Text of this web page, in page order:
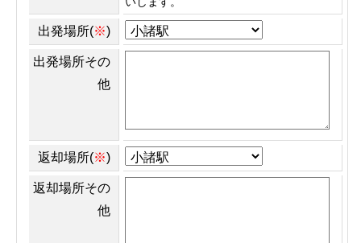
出発場所(※)
出発場所その
他
返却場所(※)
返却場所その
他